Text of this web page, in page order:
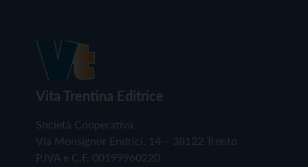
Vita Trentina Editrice
Società Cooperativa
Via Monsignor Endrici, 14 – 38122 Trento
P.IVA e C.F. 00199960220